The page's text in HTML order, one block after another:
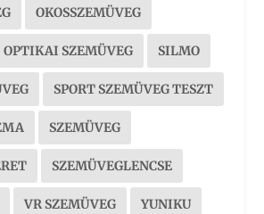
OKOSSZEMÜVEG
OPTIKAI SZEMÜVEG SILMO
SPORT SZEMÜVEG TESZT
SZEMÜVEG
SZEMÜVEGLENCSE
VR SZEMÜVEG YUNIKU